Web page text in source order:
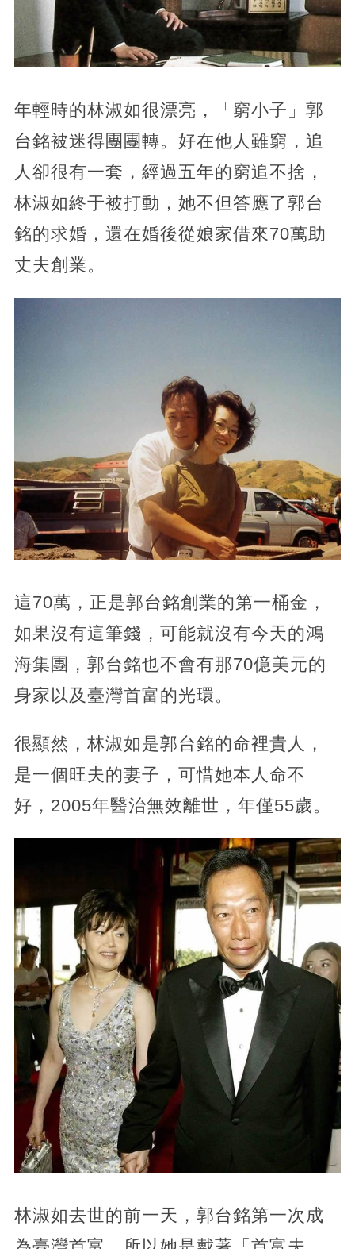
年輕時的林淑如很漂亮，「窮小子」郭
台銘被迷得團團轉。好在他人雖窮，追
人卻很有一套，經過五年的窮追不捨，
林淑如終于被打動，她不但答應了郭台
銘的求婚，還在婚後從娘家借來70萬助
丈夫創業。
這70萬，正是郭台銘創業的第一桶金，
如果沒有這筆錢，可能就沒有今天的鴻
海集團，郭台銘也不會有那70億美元的
身家以及臺灣首富的光環。
很顯然，林淑如是郭台銘的命裡貴人，
是一個旺夫的妻子，可惜她本人命不
好，2005年醫治無效離世，年僅55歲。
林淑如去世的前一天，郭台銘第一次成